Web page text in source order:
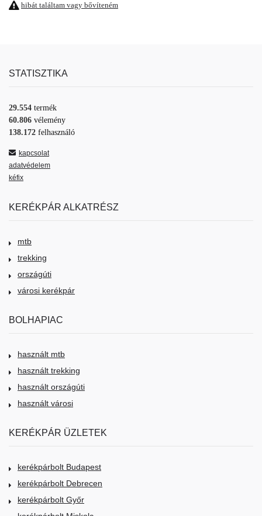
hibát találtam vagy bővíteném
STATISZTIKA
29.554 termék
60.806 vélemény
138.172 felhasználó
kapcsolat
adatvédelem
kéfix
KERÉKPÁR ALKATRÉSZ
mtb
trekking
országúti
városi kerékpár
BOLHAPIAC
használt mtb
használt trekking
használt országúti
használt városi
KERÉKPÁR ÜZLETEK
kerékpárbolt Budapest
kerékpárbolt Debrecen
kerékpárbolt Győr